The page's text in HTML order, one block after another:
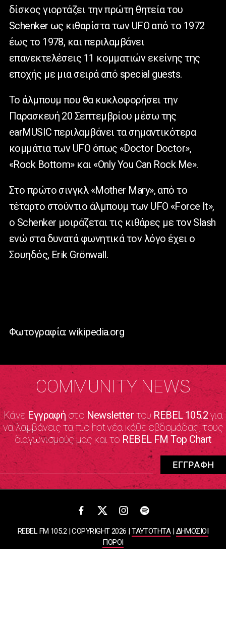
δίσκος γιορτάζει την πρώτη θητεία του
Schenker ως κιθαρίστα των UFO από το 1972
έως το 1978, και περιλαμβάνει
επανεκτελέσεις 11 κομματιών εκείνης της
εποχής με μια σειρά από special guests.
Το άλμπουμ που θα κυκλοφορήσει την
Παρασκευή 20 Σεπτεμβρίου μέσω της
earMUSIC περιλαμβάνει τα σημαντικότερα
κομμάτια των UFO όπως «Doctor Doctor»,
«Rock Bottom» και «Only You Can Rock Me».
Στο πρώτο σινγκλ «Mother Mary», από το
τέταρτο στούντιο άλμπουμ των UFO «Force It»,
ο Schenker μοιράζεται τις κιθάρες με τον Slash
ενώ στα δυνατά φωνητικά τον λόγο έχει ο
Σουηδός, Erik Grönwall.
Φωτογραφία: wikipedia.org
COMMUNITY NEWS
Κάνε Εγγραφήστο NewsletterτουREBEL 105.2για
να λαμβάνεις τα πιο hot νέα κάθε εβδομάδας, τους
διαγωνισμούς μας και το REBEL FM Top Chart
REBEL FM 105.2 | COPYRIGHT 2026 |ΤΑΥΤΟΤΗΤΑ|ΔΗΜΟΣΙΟΙ
ΠΟΡΟΙ